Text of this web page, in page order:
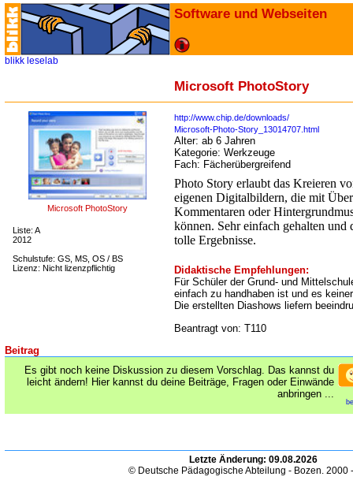
Software und Webseiten
blikk leselab
Microsoft PhotoStory
Microsoft PhotoStory
Liste: A
2012
Schulstufe: GS, MS, OS / BS
Lizenz: Nicht lizenzpflichtig
http://www.chip.de/downloads/
Microsoft-Photo-Story_13014707.html
Alter: ab 6 Jahren
Kategorie: Werkzeuge
Fach: Fächerübergreifend
Photo Story erlaubt das Kreieren
eigenen Digitalbildern, die mit
Kommentaren oder
können. Sehr einfach gehalten und
tolle Ergebnisse.
Didaktische Empfehlungen:
Für Schüler der Grund- und
einfach zu handhaben ist und es
Die erstellten Diashows liefern
Beantragt von: T110
Beitrag
Es gibt noch keine Diskussion zu diesem Vorschlag. Das kannst du
leicht ändern! Hier kannst du deine Beiträge, Fragen oder Einwände
anbringen ...
Letzte Änderung: 09.08.2026
© Deutsche Pädagogische Abteilung - Bozen. 2000